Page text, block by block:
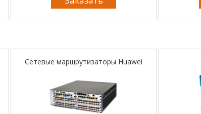
Сетевые маршрутизаторы Huawei